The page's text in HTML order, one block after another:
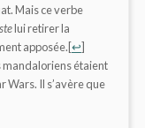
Mais ce verbe
lui retirer la
apposée.[↩]
mandaloriens étaient
Wars. Il s’avère que